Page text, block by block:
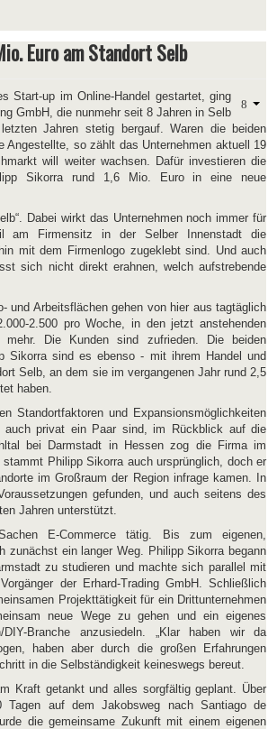
Euro am Standort Selb
Start-up im Online-Handel gestartet, ging
GmbH, die nunmehr seit 8 Jahren in Selb
Jahren stetig bergauf. Waren die beiden
Angestellte, so zählt das Unternehmen aktuell 19
will weiter wachsen. Dafür investieren die
Sikorra rund 1,6 Mio. Euro in eine neue
Dabei wirkt das Unternehmen noch immer für
am Firmensitz in der Selber Innenstadt die
mit dem Firmenlogo zugeklebt sind. Und auch
sich nicht direkt erahnen, welch aufstrebende
und Arbeitsflächen gehen von hier aus tagtäglich
2.500 pro Woche, in den jetzt anstehenden
Die Kunden sind zufrieden. Die beiden
Sikorra sind es ebenso - mit ihrem Handel und
Selb, an dem sie im vergangenen Jahr rund 2,5
haben.
Standortfaktoren und Expansionsmöglichkeiten
auch privat ein Paar sind, im Rückblick auf die
bei Darmstadt in Hessen zog die Firma im
Philipp Sikorra auch ursprünglich, doch er
im Großraum der Region infrage kamen. In
gefunden, und auch seitens des
Jahren unterstützt.
E-Commerce tätig. Bis zum eigenen,
zunächst ein langer Weg. Philipp Sikorra begann
zu studieren und machte sich parallel mit
der Erhard-Trading GmbH. Schließlich
Projekttätigkeit für ein Drittunternehmen
neue Wege zu gehen und ein eigenes
DIY-Branche anzusiedeln. „Klar haben wir da
haben aber durch die großen Erfahrungen
in die Selbständigkeit keineswegs bereut.
Kraft getankt und alles sorgfältig geplant. Über
auf dem Jakobsweg nach Santiago de
die gemeinsame Zukunft mit einem eigenen